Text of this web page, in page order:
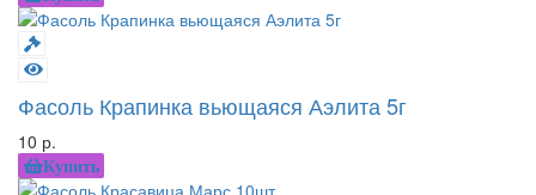
Фасоль Крапинка вьющаяся Аэлита 5г
10 р.
Купить